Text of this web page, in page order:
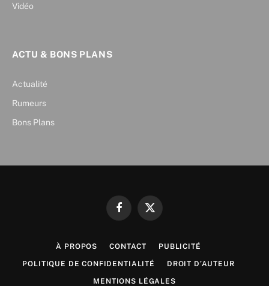
Vidéo
ACTU & BONS PLANS
Actualité
Rumeurs
Bons Plans
FacebookX
À PROPOS CONTACT PUBLICITÉ
POLITIQUE DE CONFIDENTIALITÉ DROIT D’AUTEUR
MENTIONS LÉGALES